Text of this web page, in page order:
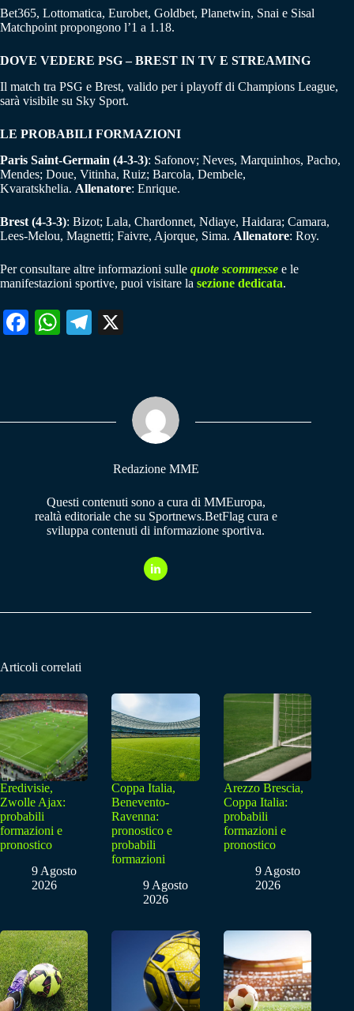
Bet365, Lottomatica, Eurobet, Goldbet, Planetwin, Snai e Sisal
Matchpoint propongono l’1 a 1.18.
DOVE VEDERE PSG – BREST IN TV E STREAMING
Il match tra PSG e Brest, valido per i playoff di Champions League,
sarà visibile su Sky Sport.
LE PROBABILI FORMAZIONI
Paris Saint-Germain (4-3-3): Safonov; Neves, Marquinhos, Pacho,
Mendes; Doue, Vitinha, Ruiz; Barcola, Dembele,
Kvaratskhelia. Allenatore: Enrique.
Brest (4-3-3): Bizot; Lala, Chardonnet, Ndiaye, Haidara; Camara,
Lees-Melou, Magnetti; Faivre, Ajorque, Sima. Allenatore: Roy.
Per consultare altre informazioni sulle quote scommesse e le
manifestazioni sportive, puoi visitare la sezione dedicata.
Fa W
pp
Te
m
Redazione MME
Questi contenuti sono a cura di MMEuropa,
realtà editoriale che su Sportnews.BetFlag cura e
sviluppa contenuti di informazione sportiva.
Articoli correlati
Eredivisie,
Zwolle Ajax:
probabili
formazioni e
pronostico
9 Agosto
2026
Coppa Italia,
Benevento-
Ravenna:
pronostico e
probabili
formazioni
9 Agosto
2026
Arezzo Brescia,
Coppa Italia:
probabili
formazioni e
pronostico
9 Agosto
2026